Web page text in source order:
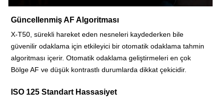
Güncellenmiş AF Algoritması
X-T50, sürekli hareket eden nesneleri kaydederken bile
güvenilir odaklama için etkileyici bir otomatik odaklama tahmin
algoritması içerir. Otomatik odaklama geliştirmeleri en çok
Bölge AF ve düşük kontrastlı durumlarda dikkat çekicidir.
ISO 125 Standart Hassasiyet